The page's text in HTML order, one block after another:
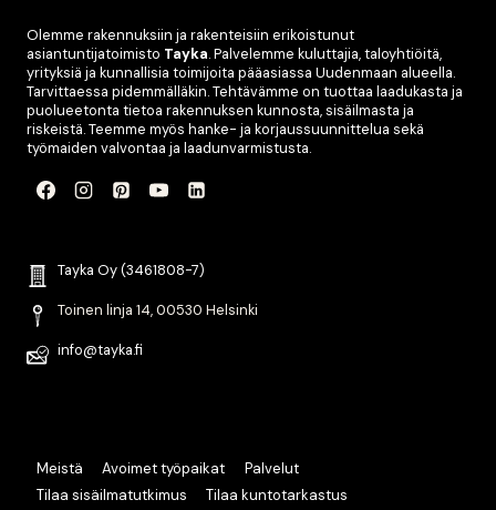
Olemme rakennuksiin ja rakenteisiin erikoistunut
asiantuntijatoimisto Tayka. Palvelemme kuluttajia, taloyhtiöitä,
yrityksiä ja kunnallisia toimijoita pääasiassa Uudenmaan alueella.
Tarvittaessa pidemmälläkin. Tehtävämme on tuottaa laadukasta ja
puolueetonta tietoa rakennuksen kunnosta, sisäilmasta ja
riskeistä. Teemme myös hanke- ja korjaussuunnittelua sekä
työmaiden valvontaa ja laadunvarmistusta.
Tayka Oy (3461808-7)
Toinen linja 14, 00530 Helsinki
info@tayka.fi
Meistä Avoimet työpaikat
Palvelut
Tilaa sisäilmatutkimus
Tilaa kuntotarkastus